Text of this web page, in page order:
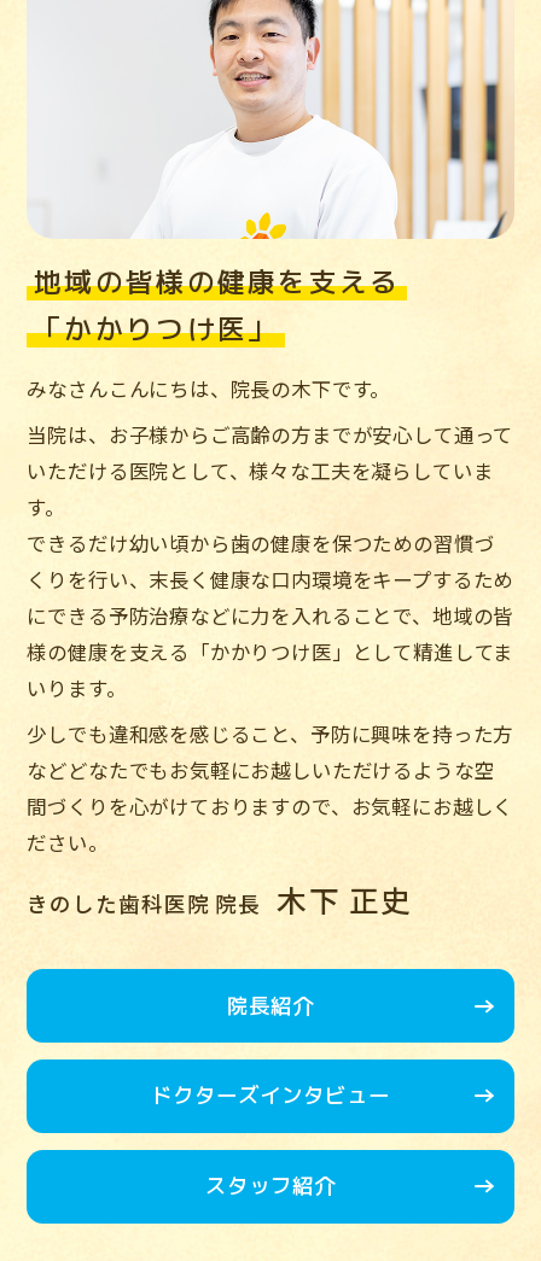
地域の皆様の健康を支える
「かかりつけ医」
みなさんこんにちは、院長の木下です。
当院は、お子様からご高齢の方までが安心して通って
いただける医院として、様々な工夫を凝らしていま
す。
できるだけ幼い頃から歯の健康を保つための習慣づ
くりを行い、末長く健康な口内環境をキープするため
にできる予防治療などに力を入れることで、地域の皆
様の健康を支える「かかりつけ医」として精進してま
いります。
少しでも違和感を感じること、予防に興味を持った方
などどなたでもお気軽にお越しいただけるような空
間づくりを心がけておりますので、お気軽にお越しく
ださい。
きのした歯科医院 院長 木下 正史
院長紹介
ドクターズインタビュー
スタッフ紹介